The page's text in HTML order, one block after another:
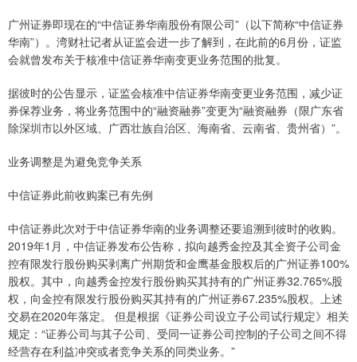
广州证券即现在的“中信证券华南股份有限公司‌”（以下简称“中信证券
华南”）。湾财社记者从证监会进一步了解到，在此前的6月份，证监
会就曾发布关于核准中信证券华南变更业务范围的批复。
据彼时的公告显示，证监会核准中信证券华南变更业务范围，减少证
券保荐业务，将业务范围中的“融资融券”变更为“融资融券（限广东省
除深圳市以外区域、广西壮族自治区、海南省、云南省、贵州省）”。
业务调整是为避免竞争关系
中信证券此前收购案已有先例
中信证券此次对于中信证券华南的业务调整还要追溯到彼时的收购。
2019年1月，中信证券发布公告称，拟向越秀金控及其全资子公司金
控有限发行股份购买剥离广州期货和金鹰基金股权后的广州证券100%
股权。其中，向越秀金控发行股份购买其持有的广州证券32.765%股
权，向金控有限发行股份购买其持有的广州证券67.235%股权。上述
交易在2020年落定。 但是根据《证券公司设立子公司试行规定》相关
规定：“证券公司与其子公司、受同一证券公司控制的子公司之间不得
经营存在利益冲突或者竞争关系的同类业务。”